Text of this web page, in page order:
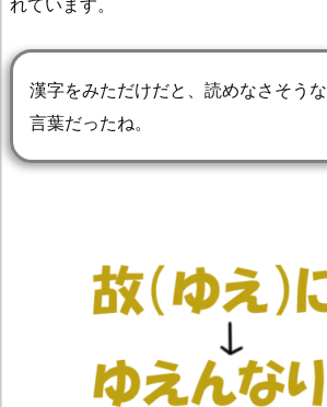
漢字をみただけだと、読めなさそうな
言葉だったね。